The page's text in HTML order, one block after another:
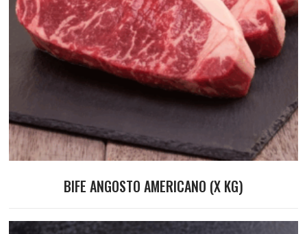
BIFE ANGOSTO AMERICANO (X KG)